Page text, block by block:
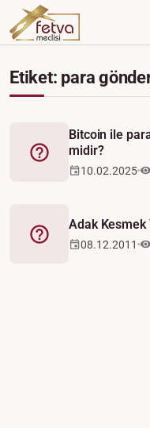
Etiket: para
Fetva
Bitcoin ile
midir?
10.02.2025
Fetva
Adak Kesmek
08.12.2011